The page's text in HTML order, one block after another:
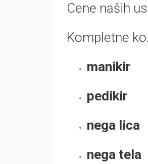
Cene naših
Kompletne
manikir
pedikir
nega lica
nega tela